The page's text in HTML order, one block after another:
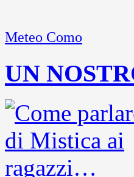
Meteo Como
UN